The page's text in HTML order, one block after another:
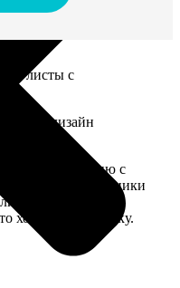
с
дизайн
фотографию с
наши сотрудники
пишите в
хотите на обложку.